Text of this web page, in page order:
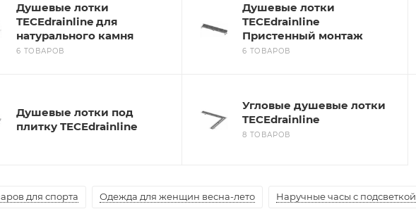
Душевые лотки
TECEdrainline для
натурального камня
6 ТОВАРОВ
Душевые лотки
TECEdrainline
Пристенный монтаж
6 ТОВАРОВ
Душевые лотки под
плитку TECEdrainline
Угловые душевые лотки
TECEdrainline
8 ТОВАРОВ
для спорта Одежда для женщин весна-лето Наручные часы с подсветкой